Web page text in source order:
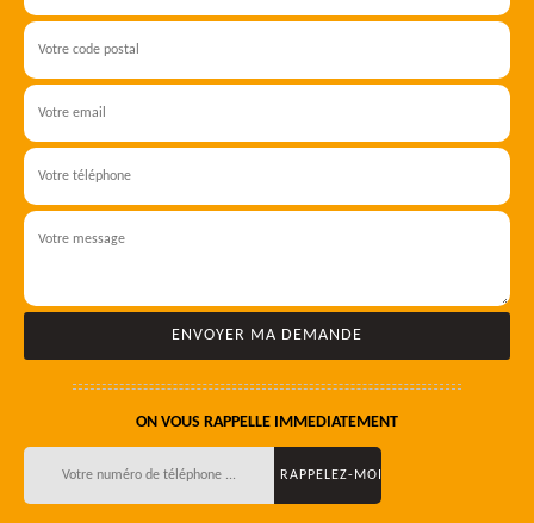
ON VOUS RAPPELLE IMMEDIATEMENT